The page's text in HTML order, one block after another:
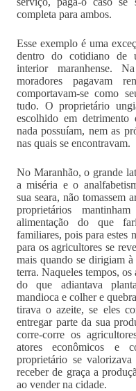
completa para ambos.
Esse exemplo é uma
dentro do cotidiano de
interior maranhense.
moradores pagavam
comportavam-se como
tudo. O proprietário
escolhido em
nada possuíam, nem as
nas quais se encontravam.
No Maranhão, o grande
a miséria e o
sua seara, não tomassem
proprietários
alimentação do que
familiares, pois para estes
para os agricultores se
mais quando se dirigiam
terra. Naqueles tempos,
do que adiantava
mandioca e colher e
tirava o azeite, se eles
entregar parte da sua
corre-corre os
atores econômicos e
proprietário se
receber de graça a
ao vender na cidade.